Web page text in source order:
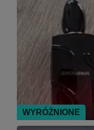
WYRÓŻNIONE